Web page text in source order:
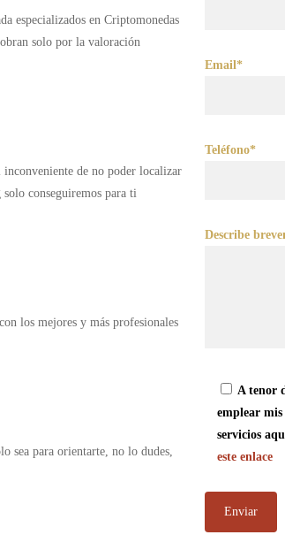
especializados en Criptomonedas
solo por la valoración
de no poder localizar
conseguiremos para ti
los mejores y más profesionales
sea para orientarte, no lo dudes,
Email*
Teléfono*
Describe
A tenor
emplear
servicios
este enlace